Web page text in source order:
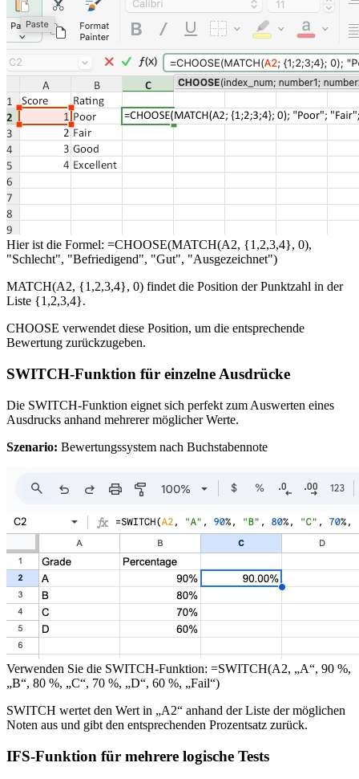
Hier ist die Formel: =CHOOSE(MATCH(A2, {1,2,3,4}, 0),
"Schlecht", "Befriedigend", "Gut", "Ausgezeichnet")
MATCH(A2, {1,2,3,4}, 0) findet die Position der Punktzahl in der
Liste {1,2,3,4}.
CHOOSE verwendet diese Position, um die entsprechende
Bewertung zurückzugeben.
SWITCH-Funktion für einzelne Ausdrücke
Die SWITCH-Funktion eignet sich perfekt zum Auswerten eines
Ausdrucks anhand mehrerer möglicher Werte.
Szenario: Bewertungssystem nach Buchstabennote
Verwenden Sie die SWITCH-Funktion: =SWITCH(A2, „A“, 90 %,
„B“, 80 %, „C“, 70 %, „D“, 60 %, „Fail“)
SWITCH wertet den Wert in „A2“ anhand der Liste der möglichen
Noten aus und gibt den entsprechenden Prozentsatz zurück.
IFS-Funktion für mehrere logische Tests